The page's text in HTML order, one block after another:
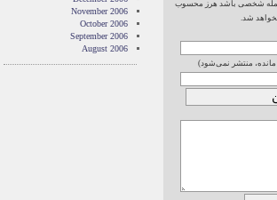
حمله شخصی باشد هرز محسوب
شد.
مانده، منتشر نمی‌شود)
November 2006
October 2006
September 2006
August 2006